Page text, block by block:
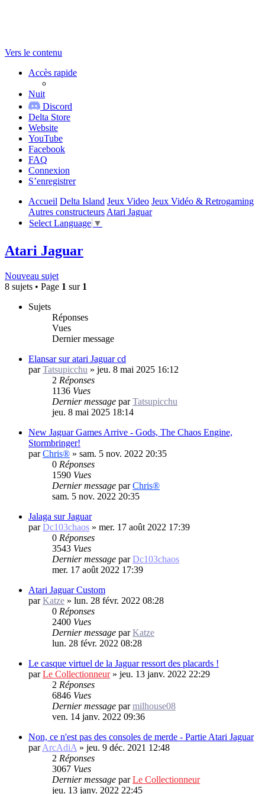
Vers le contenu
Accès rapide
Nuit
Discord
Delta Store
Website
YouTube
Facebook
FAQ
Connexion
S’enregistrer
Accueil Delta Island Jeux Video Jeux Vidéo & Retrogaming
Autres constructeurs Atari Jaguar
Select Language ▼
Atari Jaguar
Nouveau sujet
8 sujets • Page 1 sur 1
Sujets
Réponses
Vues
Dernier message
Elansar sur atari Jaguar cd
parTatsupicchu » jeu. 8 mai 2025 16:12
2 Réponses
1136 Vues
Dernier message parTatsupicchu
jeu. 8 mai 2025 18:14
New Jaguar Games Arrive - Gods, The Chaos Engine,
Stormbringer!
parChris® » sam. 5 nov. 2022 20:35
0 Réponses
1590 Vues
Dernier message parChris®
sam. 5 nov. 2022 20:35
Jalaga sur Jaguar
parDc103chaos » mer. 17 août 2022 17:39
0 Réponses
3543 Vues
Dernier message parDc103chaos
mer. 17 août 2022 17:39
Atari Jaguar Custom
parKatze » lun. 28 févr. 2022 08:28
0 Réponses
2400 Vues
Dernier message parKatze
lun. 28 févr. 2022 08:28
Le casque virtuel de la Jaguar ressort des placards !
parLe Collectionneur» jeu. 13 janv. 2022 22:29
2 Réponses
6846 Vues
Dernier message parmilhouse08
ven. 14 janv. 2022 09:36
Non, ce n'est pas des consoles de merde - Partie Atari Jaguar
parArcAdiA » jeu. 9 déc. 2021 12:48
2 Réponses
3067 Vues
Dernier message parLe Collectionneur
jeu. 13 janv. 2022 22:45